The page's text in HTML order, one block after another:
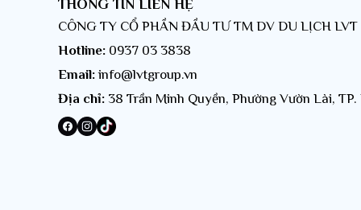
THÔNG TIN LIÊN HỆ
CÔNG TY CỔ PHẦN ĐẦU TƯ TM DV DU LỊCH LVT
Hotline: 0937 03 3838
Email:info@lvtgroup.vn
Địa chỉ: 38 Trần Minh Quyền, Phường Vườn Lài,